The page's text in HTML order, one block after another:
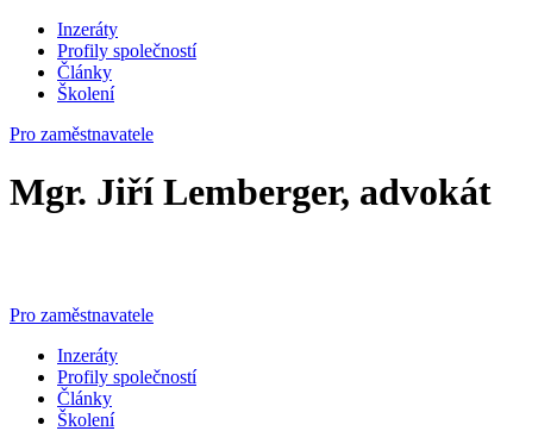
Inzeráty
Profily společností
Články
Školení
Pro zaměstnavatele
Mgr. Jiří Lemberger, advokát
Pro zaměstnavatele
Inzeráty
Profily společností
Články
Školení